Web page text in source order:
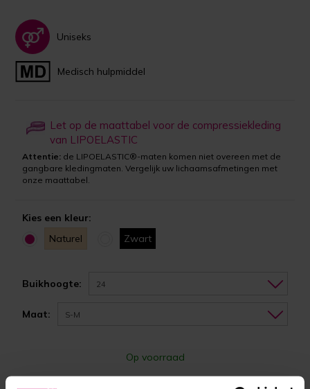
Uniseks
Medisch hulpmiddel
Let op de maattabel voor de compressiekleding
van LIPOELASTIC
Attentie: de LIPOELASTIC®-maten komen niet overeen met de
gangbare kledingmaten. Vergelijk uw lichaamsafmetingen met
onze maattabel.
Kies een kleur:
Naturel
Zwart
Buikhoogte: 24
Maat: S-M
Op voorraad